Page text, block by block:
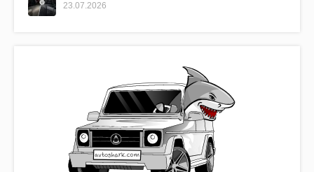
23.07.2026